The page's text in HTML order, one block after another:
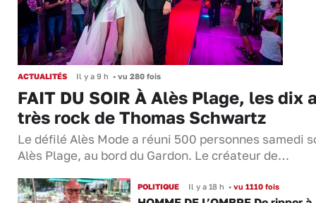
ACTUALITÉS Il y a 9 h • vu 280 fois
FAIT DU SOIR À Alès Plage, les dix
très rock de Thomas Schwartz
Le défilé Alès Mode a réuni 500 personnes samedi
Alès Plage, au bord du Gardon. Le créateur de…
POLITIQUE Il y a 18 h •vu 1110 fois